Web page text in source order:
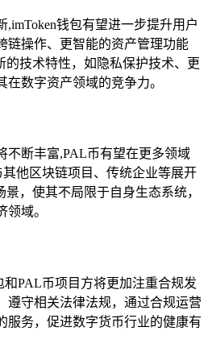
,imToken钱包有望进一步提升用户
链操作、更智能的资产管理功能
的技术特性，如隐私保护技术、更
数字资产领域的竞争力。
不断丰富,PAL币有望在更多领域
他区块链项目、传统企业等展开
，使其不局限于自身生态系统，
域。
和PAL币项目方将更加注重合规发
遵守相关法律法规，通过合规运营
服务，促进数字货币行业的健康有